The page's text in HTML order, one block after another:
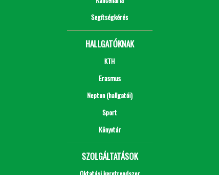
Segítségkérés
HALLGATÓKNAK
KTH
Erasmus
Neptun (hallgatói)
Sport
Könyvtár
SZOLGÁLTATÁSOK